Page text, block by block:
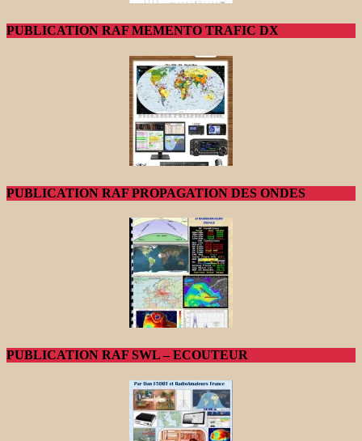
PUBLICATION RAF MEMENTO TRAFIC DX
PUBLICATION RAF PROPAGATION DES ONDES
PUBLICATION RAF SWL – ECOUTEUR